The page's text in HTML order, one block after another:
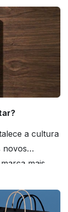
a cultura
novos
mais